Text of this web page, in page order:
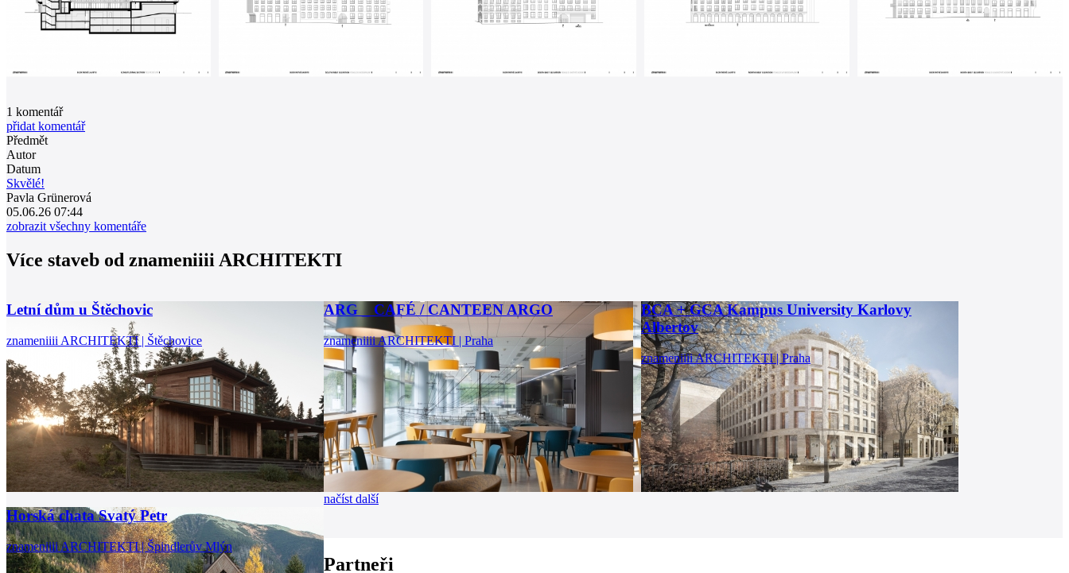
1 komentář
přidat komentář
Předmět
Autor
Datum
Skvělé!
Pavla Grünerová
05.06.26 07:44
zobrazit všechny komentáře
Více staveb od znameniiii ARCHITEKTI
Letní dům u Štěchovic
znameniiii ARCHITEKTI | Štěchovice
ARG _ CAFÉ / CANTEEN ARGO
znameniiii ARCHITEKTI | Praha
BCA + GCA Kampus University Karlovy
Albertov
znameniiii ARCHITEKTI | Praha
Horská chata Svatý Petr
znameniiii ARCHITEKTI | Špindlerův Mlýn
načíst další
Partneři